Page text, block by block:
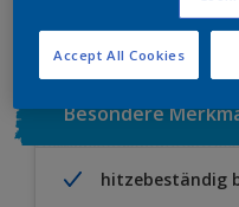
Besondere
hitzebeständig
Accept All Cookies